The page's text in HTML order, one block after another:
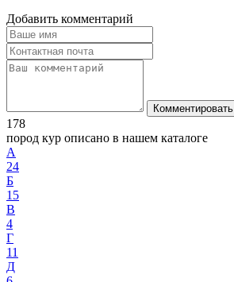
Добавить комментарий
Комментировать
178
пород кур описано в нашем каталоге
А
24
Б
15
В
4
Г
11
Д